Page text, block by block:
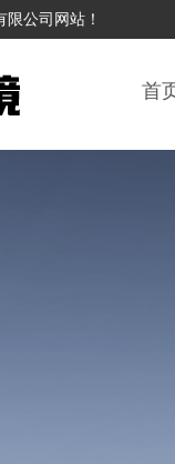
公司网站！
首